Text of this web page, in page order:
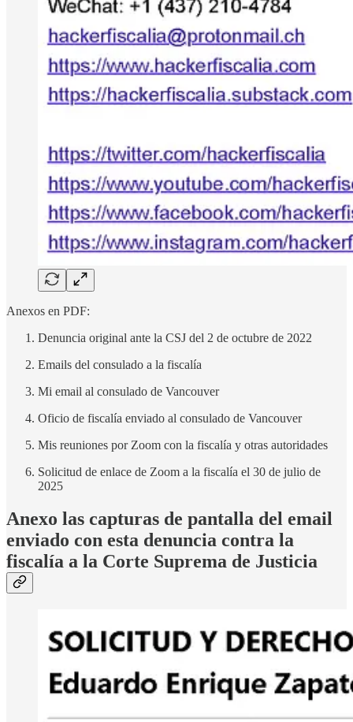
Anexos en PDF:
Denuncia original ante la CSJ del 2 de octubre de 2022
Emails del consulado a la fiscalía
Mi email al consulado de Vancouver
Oficio de fiscalía enviado al consulado de Vancouver
Mis reuniones por Zoom con la fiscalía y otras autoridades
Solicitud de enlace de Zoom a la fiscalía el 30 de julio de
2025
Anexo las capturas de pantalla del email
enviado con esta denuncia contra la
fiscalía a la Corte Suprema de Justicia